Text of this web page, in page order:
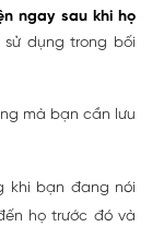
ngay sau khi họ
dụng trong bối
mà bạn cần lưu
khi bạn đang nói
họ trước đó và